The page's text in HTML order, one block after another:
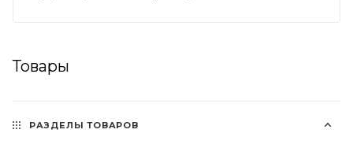
Товары
РАЗДЕЛЫ ТОВАРОВ